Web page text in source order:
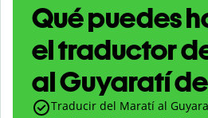
Qué puedes
el traductor
al Guyaratí
Traducir del Maratí al